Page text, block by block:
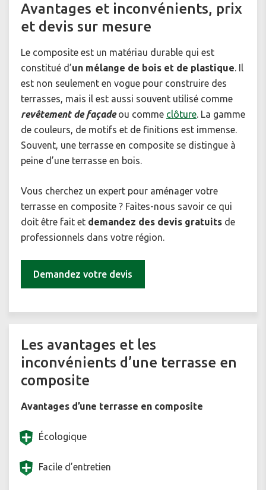
Avantages et inconvénients, prix
et devis sur mesure
Le composite est un matériau durable qui est
constitué d’un mélange de bois et de plastique. Il
est non seulement en vogue pour construire des
terrasses, mais il est aussi souvent utilisé comme
revêtement de façade ou comme clôture. La gamme
de couleurs, de motifs et de finitions est immense.
Souvent, une terrasse en composite se distingue à
peine d’une terrasse en bois.
Vous cherchez un expert pour aménager votre
terrasse en composite ? Faites-nous savoir ce qui
doit être fait et demandez des devis gratuits de
professionnels dans votre région.
Demandez votre devis
Les avantages et les
inconvénients d’une terrasse en
composite
Avantages d’une terrasse en composite
Écologique
Facile d’entretien